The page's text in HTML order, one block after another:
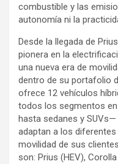
combustible y las
autonomía ni la
Desde la llegada de
pionera en la
una nueva era de
dentro de su portafolio
ofrece 12 vehículos
todos los segmentos
hasta sedanes y
adaptan a los
movilidad de sus
son: Prius (HEV),